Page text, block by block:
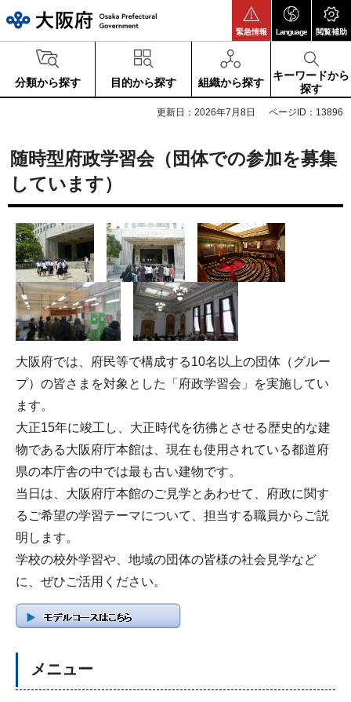
緊急情報 Language 閲覧補助
分類から探す 目的から探す 組織から探す
キーワードから
探す
更新日：2026年7月8日 ページID：13896
随時型府政学習会（団体での参加を募集
しています）
大阪府では、府民等で構成する10名以上の団体（グルー
プ）の皆さまを対象とした「府政学習会」を実施してい
ます。
大正15年に竣工し、大正時代を彷彿とさせる歴史的な建
物である大阪府庁本館は、現在も使用されている都道府
県の本庁舎の中では最も古い建物です。
当日は、大阪府庁本館のご見学とあわせて、府政に関す
るご希望の学習テーマについて、担当する職員からご説
明します。
学校の校外学習や、地域の団体の皆様の社会見学など
に、ぜひご活用ください。
メニュー